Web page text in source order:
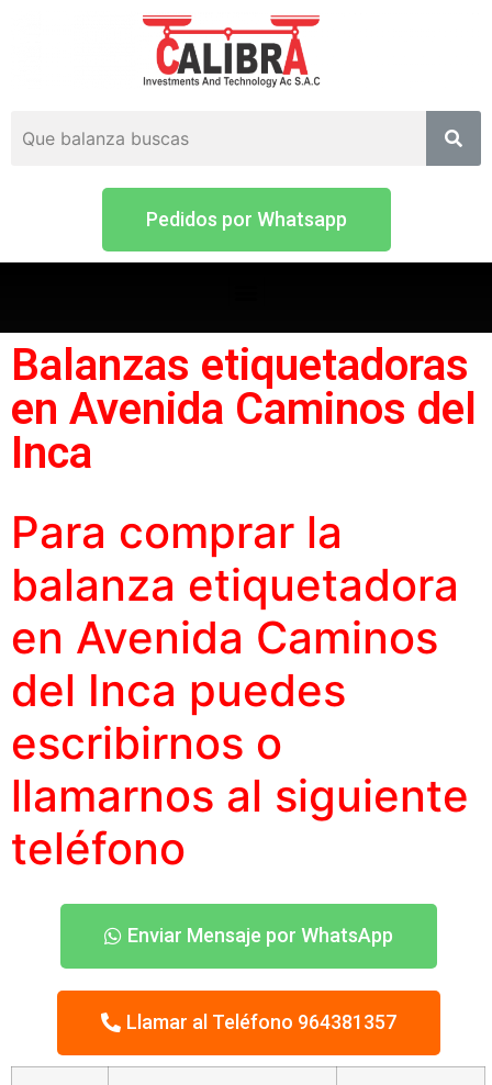
Pedidos por Whatsapp
Balanzas etiquetadoras
en Avenida Caminos del
Inca
Para comprar la
balanza etiquetadora
en Avenida Caminos
del Inca puedes
escribirnos o
llamarnos al siguiente
teléfono
Enviar Mensaje por WhatsApp
Llamar al Teléfono 964381357